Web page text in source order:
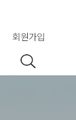
회원가입